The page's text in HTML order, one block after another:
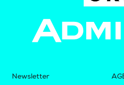
Newsletter